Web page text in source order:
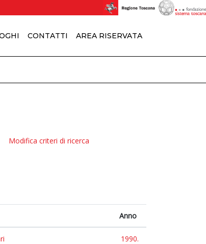
CONTATTI AREA RISERVATA
Modifica criteri di ricerca
Anno
1990.